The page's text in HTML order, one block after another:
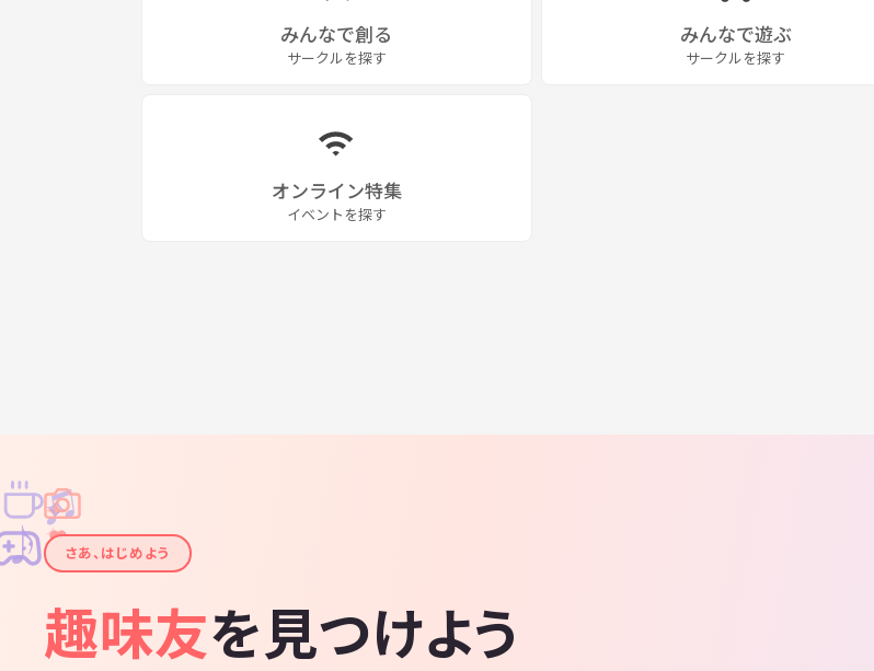
みんなで創る
サークルを探す
みんなで遊ぶ
サークルを探す
オンライン特集
イベントを探す
✦
✦
✧
✧
♪
♫
さあ、はじめよう
趣味友を見つけよう